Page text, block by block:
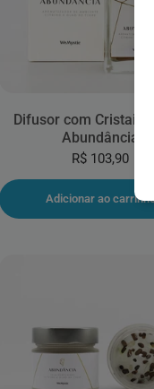
Difusor com Cristais
Abundância
R$ 103,90
Adicionar ao